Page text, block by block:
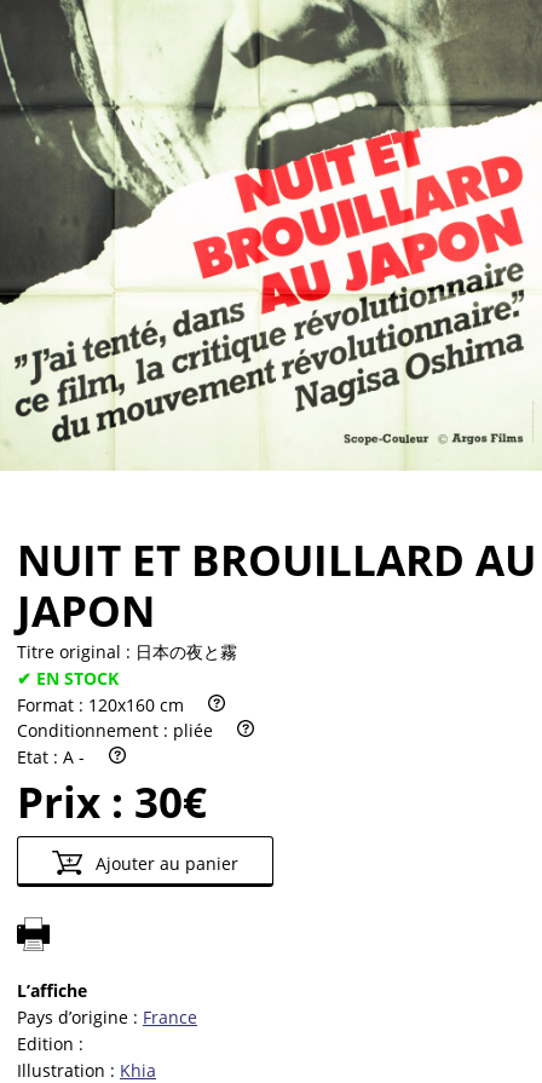
Vendre
NUIT ET BROUILLARD AU
JAPON
Titre original : 日本の夜と霧
✔ EN STOCK
Format : 120x160 cm
Conditionnement : pliée
Etat : A -
Prix : 30€
Ajouter au panier
L’affiche
Pays d’origine : France
Edition :
Illustration : Khia